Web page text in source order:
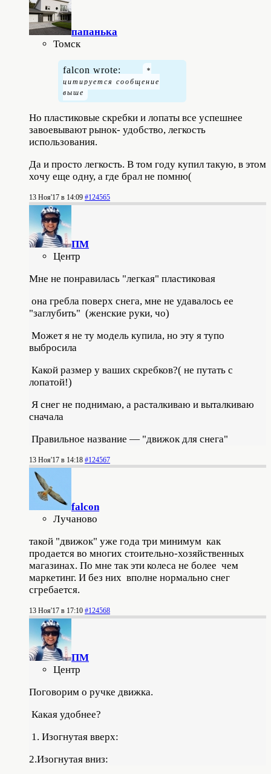
папанькa
Томск
falcon wrote:
Но пластиковые скребки и лопаты все успешнее
завоевывают рынок- удобство, легкость
использования.
Да и просто легкость. В том году купил такую, в этом
хочу еще одну, а где брал не помню(
13 Ноя'17 в 14:09 #124565
ПМ
Центр
Мне не понравилась "легкая" пластиковая
она гребла поверх снега, мне не удавалось ее
"заглубить" (женские руки, чо)
Может я не ту модель купила, но эту я тупо
выбросила
Какой размер у ваших скребков?( не путать с
лопатой!)
Я снег не поднимаю, а расталкиваю и выталкиваю
сначала
Правильное название — "движок для снега"
13 Ноя'17 в 14:18 #124567
falcon
Лучаново
такой "движок" уже года три минимум как
продается во многих стоительно-хозяйственных
магазинах. По мне так эти колеса не более чем
маркетинг. И без них вполне нормально снег
сгребается.
13 Ноя'17 в 17:10 #124568
ПМ
Центр
Поговорим о ручке движка.
Какая удобнее?
1. Изогнутая вверх:
2.Изогнутая вниз: